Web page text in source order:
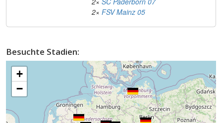
2× FSV Mainz 05
Besuchte Stadien:
+
−